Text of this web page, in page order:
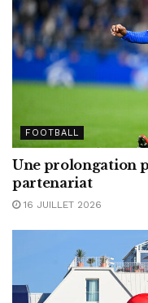
FOOTBALL
Une prolongation
partenariat
16 JUILLET 2026